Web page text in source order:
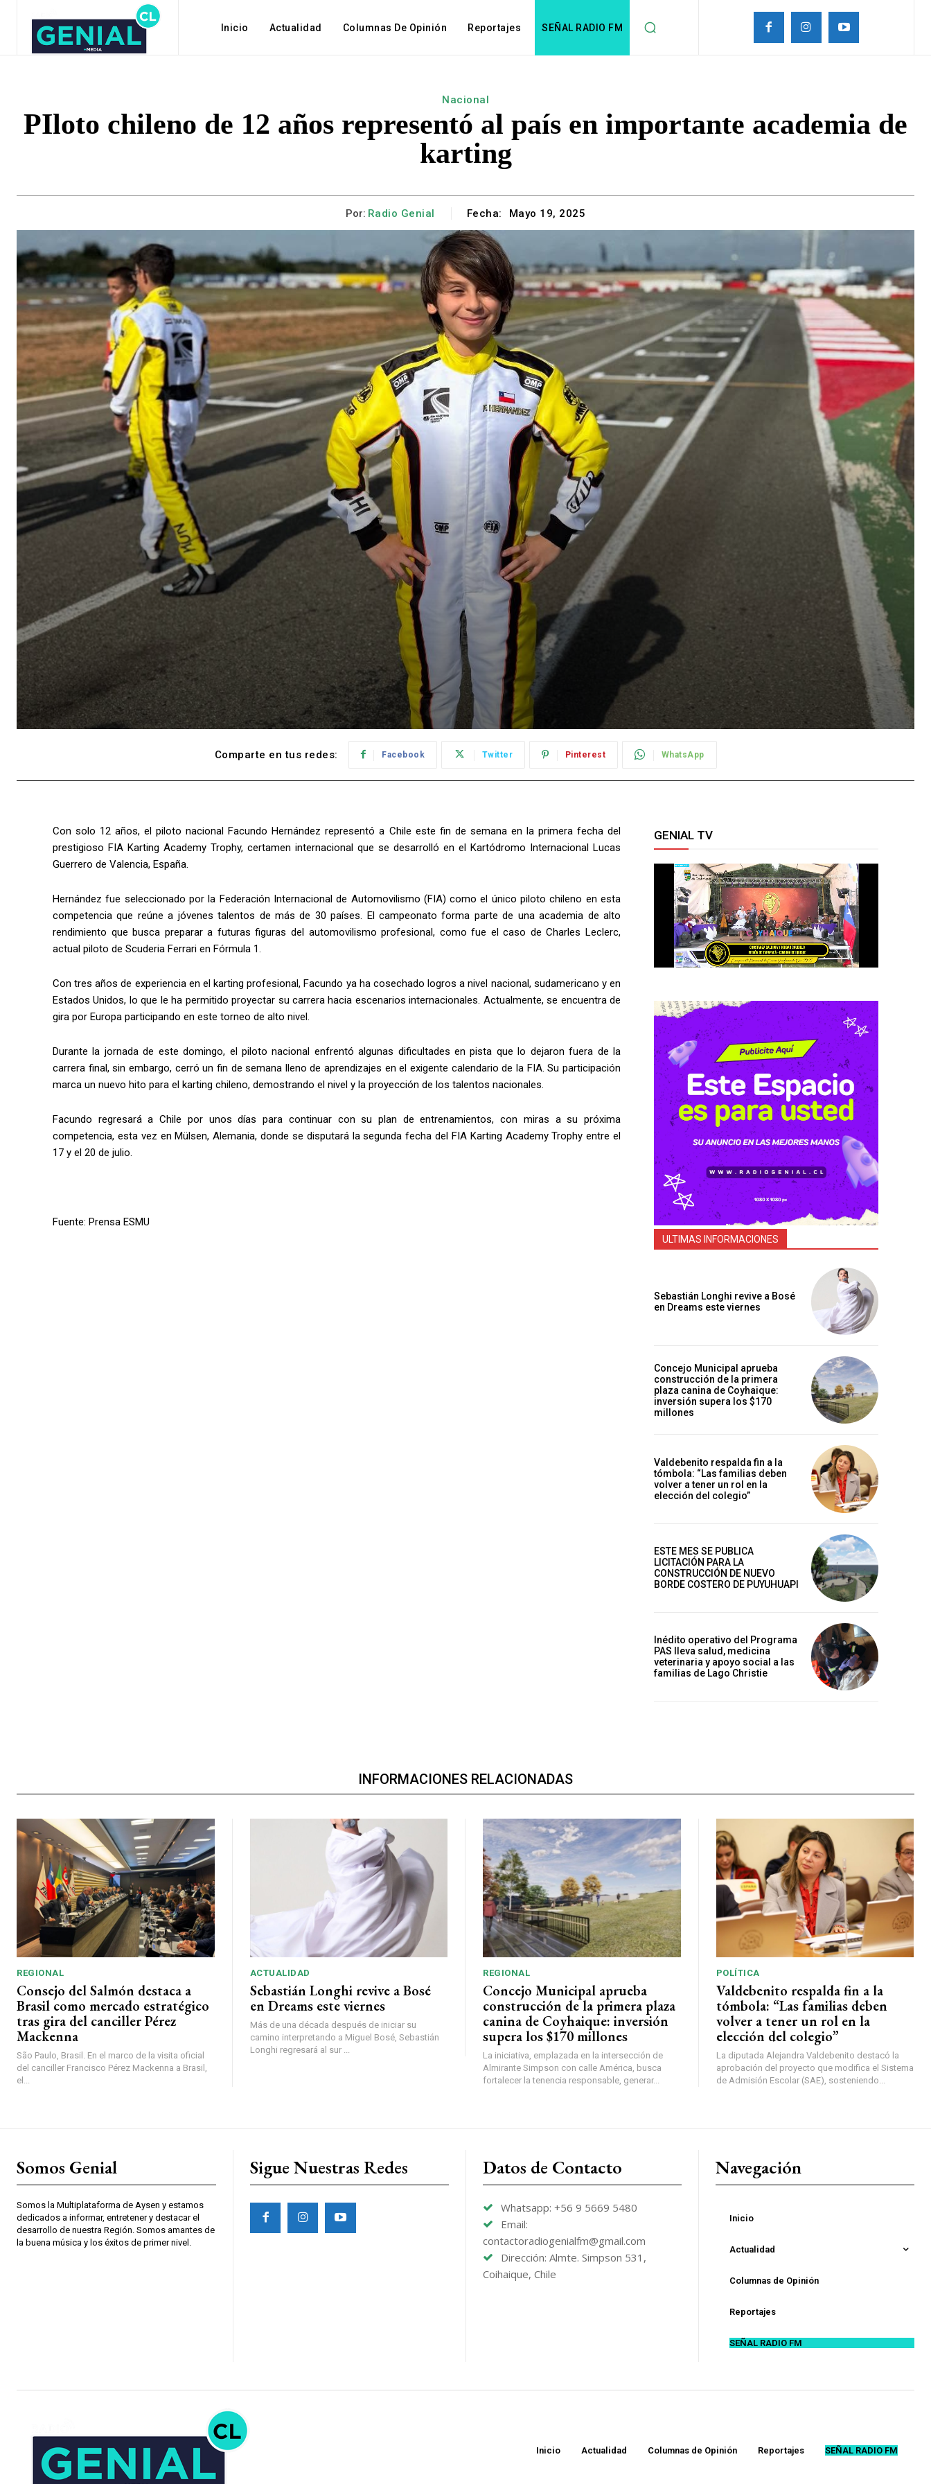
Inicio Actualidad Columnas De Opinión Reportajes SEÑAL RADIO FM
Nacional
PIloto chileno de 12 años representó al país en importante academia de
karting
Por: Radio Genial Fecha: Mayo 19, 2025
Comparte en tus redes: Facebook Twitter Pinterest WhatsApp
Con solo 12 años, el piloto nacional Facundo Hernández representó a Chile este fin de semana en la primera fecha del
prestigioso FIA Karting Academy Trophy, certamen internacional que se desarrolló en el Kartódromo Internacional Lucas
Guerrero de Valencia, España.
Hernández fue seleccionado por la Federación Internacional de Automovilismo (FIA) como el único piloto chileno en esta
competencia que reúne a jóvenes talentos de más de 30 países. El campeonato forma parte de una academia de alto
rendimiento que busca preparar a futuras figuras del automovilismo profesional, como fue el caso de Charles Leclerc,
actual piloto de Scuderia Ferrari en Fórmula 1.
Con tres años de experiencia en el karting profesional, Facundo ya ha cosechado logros a nivel nacional, sudamericano y en
Estados Unidos, lo que le ha permitido proyectar su carrera hacia escenarios internacionales. Actualmente, se encuentra de
gira por Europa participando en este torneo de alto nivel.
Durante la jornada de este domingo, el piloto nacional enfrentó algunas dificultades en pista que lo dejaron fuera de la
carrera final, sin embargo, cerró un fin de semana lleno de aprendizajes en el exigente calendario de la FIA. Su participación
marca un nuevo hito para el karting chileno, demostrando el nivel y la proyección de los talentos nacionales.
Facundo regresará a Chile por unos días para continuar con su plan de entrenamientos, con miras a su próxima
competencia, esta vez en Mülsen, Alemania, donde se disputará la segunda fecha del FIA Karting Academy Trophy entre el
17 y el 20 de julio.
Fuente: Prensa ESMU
GENIAL TV
ULTIMAS INFORMACIONES
Sebastián Longhi revive a Bosé
en Dreams este viernes
Concejo Municipal aprueba
construcción de la primera
plaza canina de Coyhaique:
inversión supera los $170
millones
Valdebenito respalda fin a la
tómbola: “Las familias deben
volver a tener un rol en la
elección del colegio”
ESTE MES SE PUBLICA
LICITACIÓN PARA LA
CONSTRUCCIÓN DE NUEVO
BORDE COSTERO DE PUYUHUAPI
Inédito operativo del Programa
PAS lleva salud, medicina
veterinaria y apoyo social a las
familias de Lago Christie
INFORMACIONES RELACIONADAS
REGIONAL
Consejo del Salmón destaca a
Brasil como mercado estratégico
tras gira del canciller Pérez
Mackenna
São Paulo, Brasil. En el marco de la visita oficial
del canciller Francisco Pérez Mackenna a Brasil,
el...
ACTUALIDAD
Sebastián Longhi revive a Bosé
en Dreams este viernes
Más de una década después de iniciar su
camino interpretando a Miguel Bosé, Sebastián
Longhi regresará al sur ...
REGIONAL
Concejo Municipal aprueba
construcción de la primera plaza
canina de Coyhaique: inversión
supera los $170 millones
La iniciativa, emplazada en la intersección de
Almirante Simpson con calle América, busca
fortalecer la tenencia responsable, generar...
POLÍTICA
Valdebenito respalda fin a la
tómbola: “Las familias deben
volver a tener un rol en la
elección del colegio”
La diputada Alejandra Valdebenito destacó la
aprobación del proyecto que modifica el Sistema
de Admisión Escolar (SAE), sosteniendo...
Somos Genial
Somos la Multiplataforma de Aysen y estamos
dedicados a informar, entretener y destacar el
desarrollo de nuestra Región. Somos amantes de
la buena música y los éxitos de primer nivel.
Sigue Nuestras Redes Datos de Contacto
Whatsapp: +56 9 5669 5480
Email:
contactoradiogenialfm@gmail.com
Dirección: Almte. Simpson 531,
Coihaique, Chile
Navegación
Inicio
Actualidad
Columnas de Opinión
Reportajes
SEÑAL RADIO FM
Inicio Actualidad Columnas de Opinión Reportajes SEÑAL RADIO FM